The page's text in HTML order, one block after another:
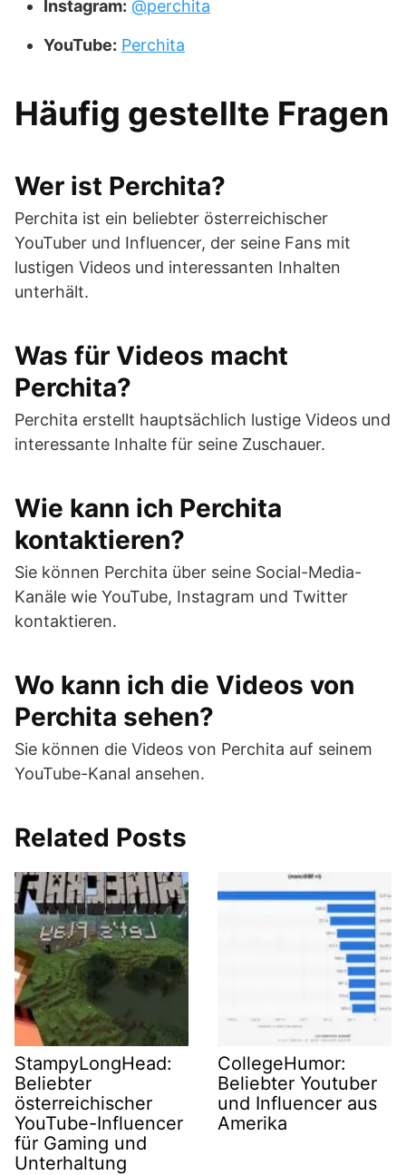
Instagram: @perchita
YouTube: Perchita
Häufig gestellte Fragen
Wer ist Perchita?
Perchita ist ein beliebter österreichischer
YouTuber und Influencer, der seine Fans mit
lustigen Videos und interessanten Inhalten
unterhält.
Was für Videos macht
Perchita?
Perchita erstellt hauptsächlich lustige Videos und
interessante Inhalte für seine Zuschauer.
Wie kann ich Perchita
kontaktieren?
Sie können Perchita über seine Social-Media-
Kanäle wie YouTube, Instagram und Twitter
kontaktieren.
Wo kann ich die Videos von
Perchita sehen?
Sie können die Videos von Perchita auf seinem
YouTube-Kanal ansehen.
Related Posts
StampyLongHead:
Beliebter
österreichischer
YouTube-Influencer
für Gaming und
Unterhaltung
CollegeHumor:
Beliebter Youtuber
und Influencer aus
Amerika